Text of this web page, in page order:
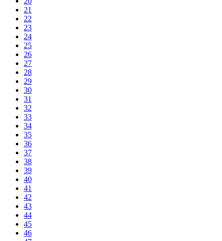
21
22
23
24
25
26
27
28
29
30
31
32
33
34
35
36
37
38
39
40
41
42
43
44
45
46